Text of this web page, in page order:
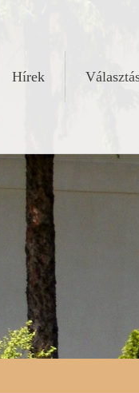
Hírek